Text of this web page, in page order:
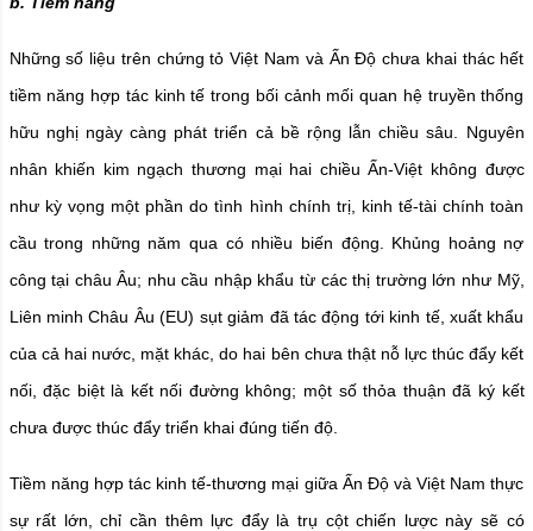
Những số liệu trên chứng tỏ Việt Nam và Ấn Độ chưa khai thác hết
tiềm năng hợp tác kinh tế trong bối cảnh mối quan hệ truyền thống
hữu nghị ngày càng phát triển cả bề rộng lẫn chiều sâu. Nguyên
nhân khiến kim ngạch thương mại hai chiều Ấn-Việt không được
như kỳ vọng một phần do tình hình chính trị, kinh tế-tài chính toàn
cầu trong những năm qua có nhiều biến động. Khủng hoảng nợ
công tại châu Âu; nhu cầu nhập khẩu từ các thị trường lớn như Mỹ,
Liên minh Châu Âu (EU) sụt giảm đã tác động tới kinh tế, xuất khẩu
của cả hai nước, mặt khác, do hai bên chưa thật nỗ lực thúc đẩy kết
nối, đặc biệt là kết nối đường không; một số thỏa thuận đã ký kết
chưa được thúc đẩy triển khai đúng tiến độ.
Tiềm năng hợp tác kinh tế-thương mại giữa Ấn Độ và Việt Nam thực
sự rất lớn, chỉ cần thêm lực đẩy là trụ cột chiến lược này sẽ có